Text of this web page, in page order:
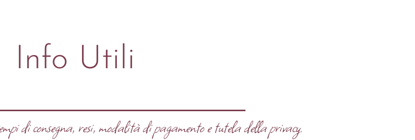
Info Utili
di consegna, resi, modalità di pagamento e tutela della privacy.